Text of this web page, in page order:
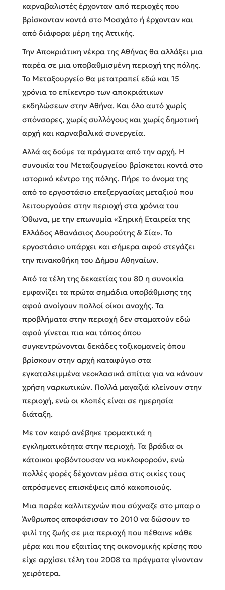
καρναβαλιστές έρχονταν από περιοχές που
βρίσκονταν κοντά στο Μοσχάτο ή έρχονταν και
από διάφορα μέρη της Αττικής.
Την Αποκριάτικη νέκρα της Αθήνας θα αλλάξει μια
παρέα σε μια υποβαθμισμένη περιοχή της πόλης.
Το Μεταξουργείο θα μετατραπεί εδώ και 15
χρόνια το επίκεντρο των αποκριάτικων
εκδηλώσεων στην Αθήνα. Και όλο αυτό χωρίς
σπόνσορες, χωρίς συλλόγους και χωρίς δημοτική
αρχή και καρναβαλικά συνεργεία.
Αλλά ας δούμε τα πράγματα από την αρχή. Η
συνοικία του Μεταξουργείου βρίσκεται κοντά στο
ιστορικό κέντρο της πόλης. Πήρε το όνομα της
από το εργοστάσιο επεξεργασίας μεταξιού που
λειτουργούσε στην περιοχή στα χρόνια του
Όθωνα, με την επωνυμία «Σηρική Εταιρεία της
Ελλάδος Αθανάσιος Δουρούτης & Σία». Το
εργοστάσιο υπάρχει και σήμερα αφού στεγάζει
την πινακοθήκη του Δήμου Αθηναίων.
Από τα τέλη της δεκαετίας του 80 η συνοικία
εμφανίζει τα πρώτα σημάδια υποβάθμισης της
αφού ανοίγουν πολλοί οίκοι ανοχής. Τα
προβλήματα στην περιοχή δεν σταματούν εδώ
αφού γίνεται πια και τόπος όπου
συγκεντρώνονται δεκάδες τοξικομανείς όπου
βρίσκουν στην αρχή καταφύγιο στα
εγκαταλειμμένα νεοκλασικά σπίτια για να κάνουν
χρήση ναρκωτικών. Πολλά μαγαζιά κλείνουν στην
περιοχή, ενώ οι κλοπές είναι σε ημερησία
διάταξη.
Με τον καιρό ανέβηκε τρομακτικά η
εγκληματικότητα στην περιοχή. Τα βράδια οι
κάτοικοι φοβόντουσαν να κυκλοφορούν, ενώ
πολλές φορές δέχονταν μέσα στις οικίες τους
απρόσμενες επισκέψεις από κακοποιούς.
Μια παρέα καλλιτεχνών που σύχναζε στο μπαρ ο
Άνθρωπος αποφάσισαν το 2010 να δώσουν το
φιλί της ζωής σε μια περιοχή που πέθαινε κάθε
μέρα και που εξαιτίας της οικονομικής κρίσης που
είχε αρχίσει τέλη του 2008 τα πράγματα γίνονταν
χειρότερα.